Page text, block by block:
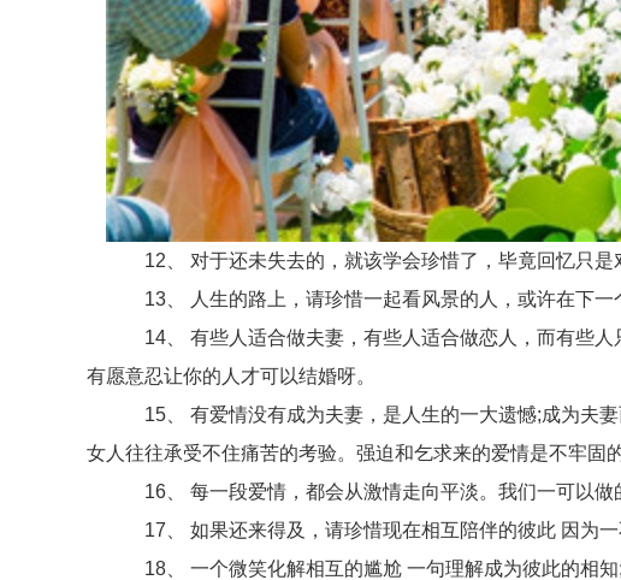
12、 对于还未失去的，就该学会珍惜了，毕竟回忆只是
13、 人生的路上，请珍惜一起看风景的人，或许在下一
14、 有些人适合做夫妻，有些人适合做恋人，而有些人
有愿意忍让你的人才可以结婚呀。
15、 有爱情没有成为夫妻，是人生的一大遗憾;成为夫妻
女人往往承受不住痛苦的考验。强迫和乞求来的爱情是不牢固的
16、 每一段爱情，都会从激情走向平淡。我们一可以做
17、 如果还来得及，请珍惜现在相互陪伴的彼此 因为一
18、 一个微笑化解相互的尴尬 一句理解成为彼此的相知;